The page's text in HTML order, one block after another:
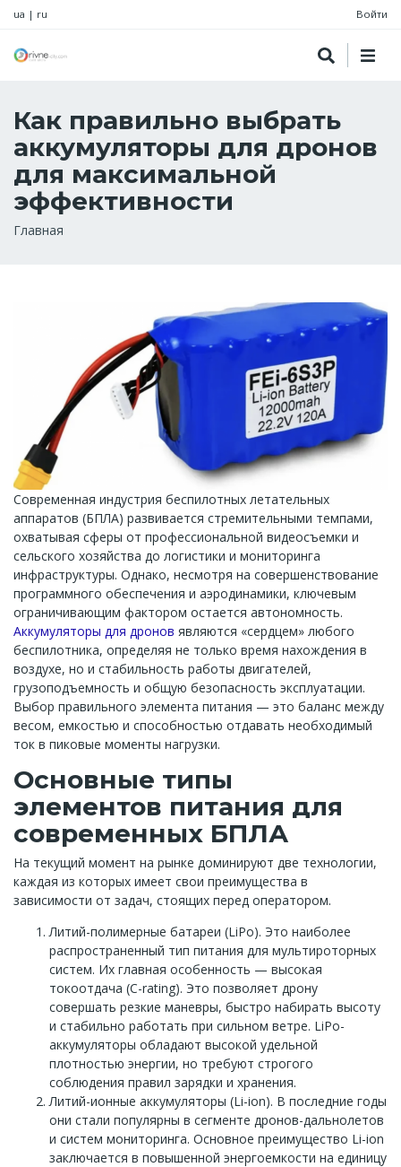
ua | ru Войти
Как правильно выбрать
аккумуляторы для дронов
для максимальной
эффективности
Строка
Главная
Современная индустрия беспилотных летательных
аппаратов (БПЛА) развивается стремительными темпами,
охватывая сферы от профессиональной видеосъемки и
сельского хозяйства до логистики и мониторинга
инфраструктуры. Однако, несмотря на совершенствование
программного обеспечения и аэродинамики, ключевым
ограничивающим фактором остается автономность.
Аккумуляторы для дронов являются «сердцем» любого
беспилотника, определяя не только время нахождения в
воздухе, но и стабильность работы двигателей,
грузоподъемность и общую безопасность эксплуатации.
Выбор правильного элемента питания — это баланс между
весом, емкостью и способностью отдавать необходимый
ток в пиковые моменты нагрузки.
Основные типы
элементов питания для
современных БПЛА
На текущий момент на рынке доминируют две технологии,
каждая из которых имеет свои преимущества в
зависимости от задач, стоящих перед оператором.
Литий-полимерные батареи (LiPo). Это наиболее
распространенный тип питания для мультироторных
систем. Их главная особенность — высокая
токоотдача (C-rating). Это позволяет дрону
совершать резкие маневры, быстро набирать высоту
и стабильно работать при сильном ветре. LiPo-
аккумуляторы обладают высокой удельной
плотностью энергии, но требуют строгого
соблюдения правил зарядки и хранения.
Литий-ионные аккумуляторы (Li-ion). В последние годы
они стали популярны в сегменте дронов-дальнолетов
и систем мониторинга. Основное преимущество Li-ion
заключается в повышенной энергоемкости на единицу